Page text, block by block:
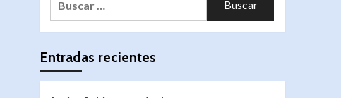
Entradas recientes